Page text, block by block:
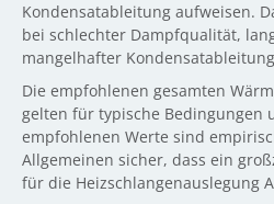
Kondensatableitung aufweisen.
bei schlechter Dampfqualität,
mangelhafter
Die empfohlenen gesamten
gelten für typische Bedingungen
empfohlenen Werte sind
Allgemeinen sicher, dass ein
für die Heizschlangenauslegung